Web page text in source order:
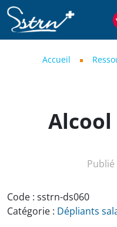
Aller au contenu principal
SSTRN
Accueil
Code : sstrn-ds060
Catégorie : Dépliants